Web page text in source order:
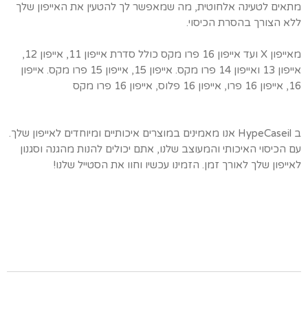
מתאים לטעינה אלחוטית, מה שמאפשר לך להטעין את האייפון שלך
ללא הצורך בהסרת הכיסוי.
מאייפון X ועד אייפון 16 פרו מקס כולל סדרת אייפון 11, אייפון 12,
אייפון 13 ואייפון 14 פרו מקס. אייפון 15, אייפון 15 פרו מקס. אייפון
16, אייפון 16 פרו, אייפון 16 פלוס, אייפון 16 פרו מקס
ב HypeCaseil אנו מאמינים במוצרים איכותיים ומיוחדים לאייפון שלך.
עם הכיסוי האיכותי והמעוצב שלנו, אתם יכולים להנות מהגנה וסגנון
לאייפון שלך לאורך זמן. הזמינו עכשיו וחוו את הסטייל שלנו!